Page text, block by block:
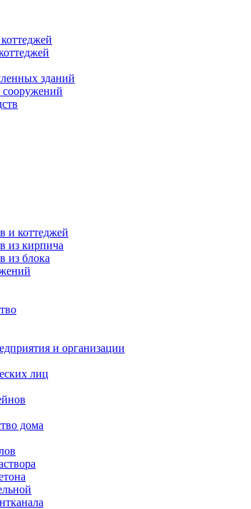
зданий
сооружений
и коттеджей
из кирпича
из блока
и организации
лиц
дома